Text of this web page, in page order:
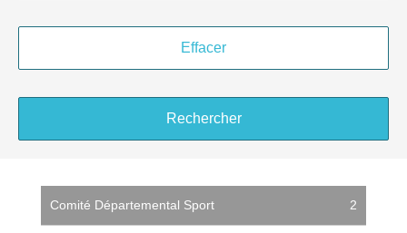
Comité Départemental Sport 2